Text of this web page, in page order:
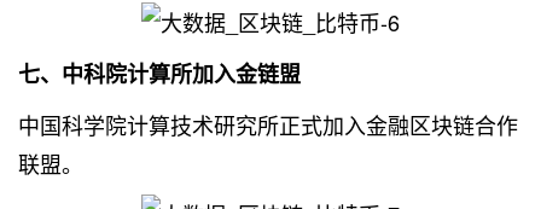
七、中科院计算所加入金链盟
中国科学院计算技术研究所正式加入金融区块链合作
联盟。